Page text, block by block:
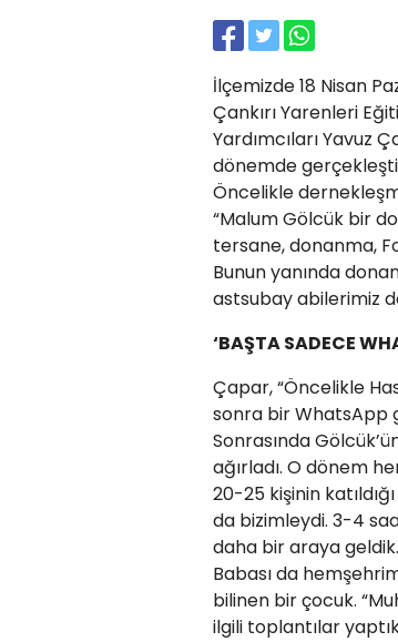
İlçemizde 18 Nisan
Çankırı Yarenleri
Yardımcıları Yavuz
dönemde
Öncelikle
“Malum Gölcük bir
tersane, donanma,
Bunun yanında
astsubay abilerimiz
‘BAŞTA SADECE
Çapar, “Öncelikle
sonra bir WhatsApp
Sonrasında
ağırladı. O dönem
20-25 kişinin
da bizimleydi. 3-4
daha bir araya
Babası da
bilinen bir çocuk.
ilgili toplantılar